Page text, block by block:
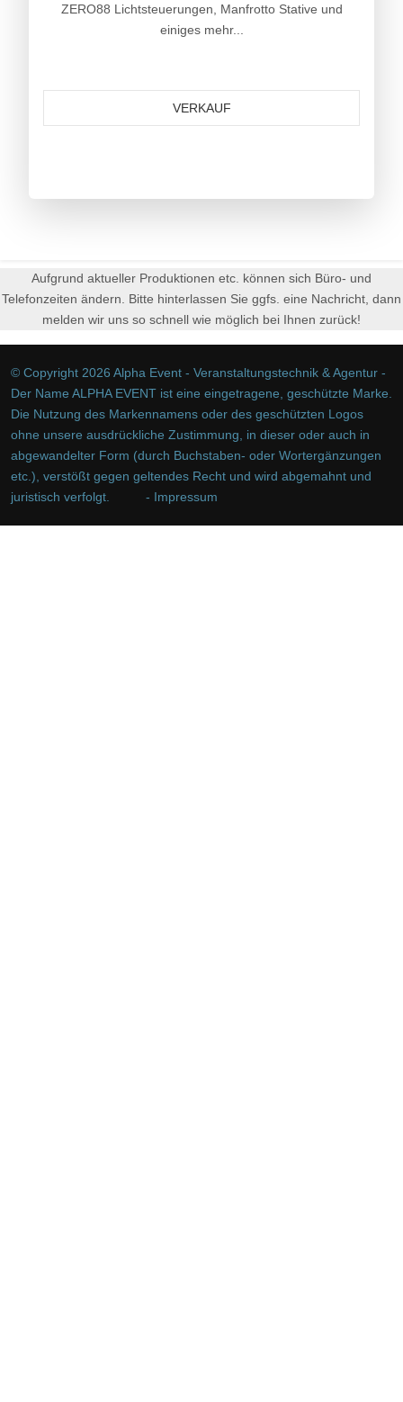
ZERO88 Lichtsteuerungen, Manfrotto Stative und
einiges mehr...
VERKAUF
Aufgrund aktueller Produktionen etc. können sich Büro- und
Telefonzeiten ändern. Bitte hinterlassen Sie ggfs. eine Nachricht, dann
melden wir uns so schnell wie möglich bei Ihnen zurück!
© Copyright 2026 Alpha Event - Veranstaltungstechnik & Agentur -
Der Name ALPHA EVENT ist eine eingetragene, geschützte Marke.
Die Nutzung des Markennamens oder des geschützten Logos
ohne unsere ausdrückliche Zustimmung, in dieser oder auch in
abgewandelter Form (durch Buchstaben- oder Wortergänzungen
etc.), verstößt gegen geltendes Recht und wird abgemahnt und
juristisch verfolgt.
- Impressum